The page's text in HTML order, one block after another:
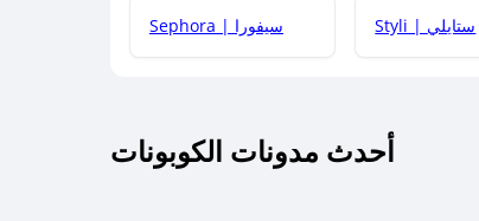
Sephora | سيفورا Styli | ستايلي
أحدث مدونات الكوبونات